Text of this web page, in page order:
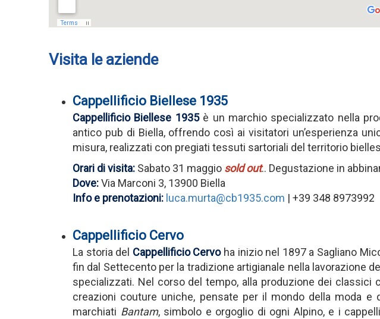
Visita le aziende
Cappellificio Biellese 1935
Cappellificio Biellese 1935è un marchio specializzato nella
antico pub di Biella, offrendo così ai visitatori un’esperienza
misura, realizzati con pregiati tessuti sartoriali del territorio
Orari di visita: Sabato 31 maggio sold out.. Degustazione in
Dove:Via Marconi 3, 13900 Biella
Info e prenotazioni: luca.murta@cb1935.com | +39 348 8973992
Cappellificio Cervo
La storia del Cappellificio Cervoha inizio nel 1897 a Sagliano
fin dal Settecento per la tradizione artigianale nella lavorazione
specializzati. Nel corso del tempo, alla produzione dei
creazioni couture uniche, pensate per il mondo della moda
marchiati Bantam, simbolo e orgoglio di ogni Alpino, e i cappelli